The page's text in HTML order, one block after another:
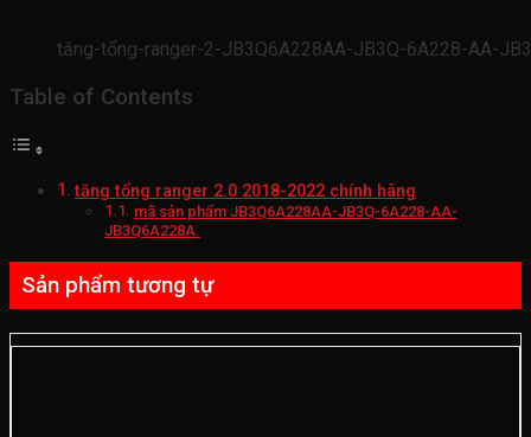
tăng-tổng-ranger-2-JB3Q6A228AA-JB3Q-6A228-AA-
Table of Contents
tăng tổng ranger 2.0 2018-2022 chính hãng
mã sản phẩm JB3Q6A228AA-JB3Q-6A228-AA-
JB3Q6A228A.
Sản phẩm tương tự